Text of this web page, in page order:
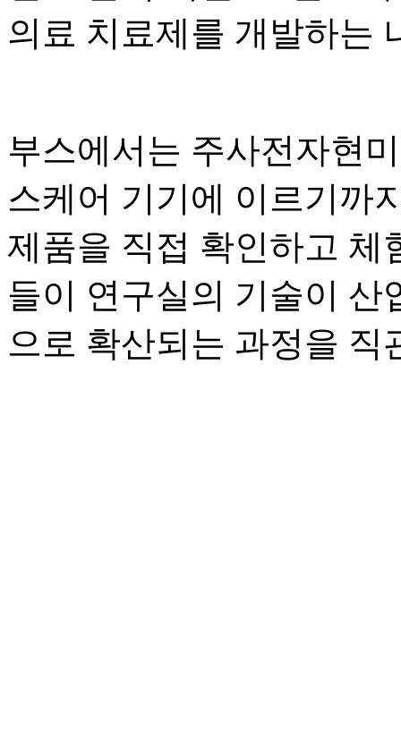
의료 치료제를 개발하는
부스에서는 주사전자현
스케어 기기에 이르기까
제품을 직접 확인하고 체
들이 연구실의 기술이 산
으로 확산되는 과정을 직